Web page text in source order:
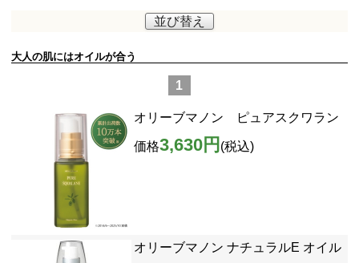
並び替え
大人の肌にはオイルが合う
1
オリーブマノン ピュアスクワラン
価格3,630円 (税込)
オリーブマノン ナチュラルE オイル